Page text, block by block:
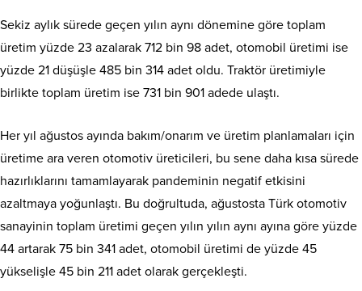
Sekiz aylık sürede geçen yılın aynı dönemine göre toplam
üretim yüzde 23 azalarak 712 bin 98 adet, otomobil üretimi ise
yüzde 21 düşüşle 485 bin 314 adet oldu. Traktör üretimiyle
birlikte toplam üretim ise 731 bin 901 adede ulaştı.
Her yıl ağustos ayında bakım/onarım ve üretim planlamaları için
üretime ara veren otomotiv üreticileri, bu sene daha kısa sürede
hazırlıklarını tamamlayarak pandeminin negatif etkisini
azaltmaya yoğunlaştı. Bu doğrultuda, ağustosta Türk otomotiv
sanayinin toplam üretimi geçen yılın yılın aynı ayına göre yüzde
44 artarak 75 bin 341 adet, otomobil üretimi de yüzde 45
yükselişle 45 bin 211 adet olarak gerçekleşti.